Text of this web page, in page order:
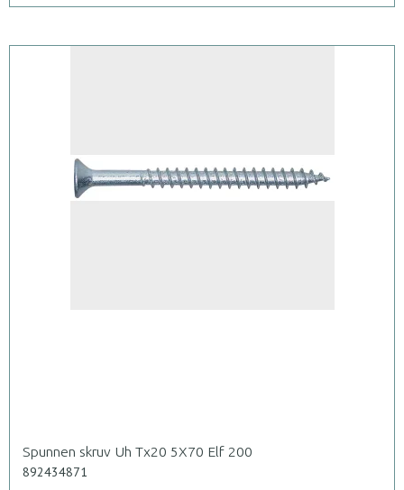
Spunnen skruv Uh Tx20 5X70 Elf 200
892434871